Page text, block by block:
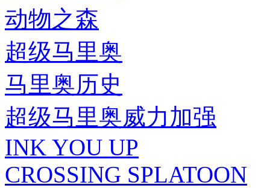
动物之森
超级马里奥
马里奥历史
超级马里奥威力加强
INK YOU UP
CROSSING SPLATOON